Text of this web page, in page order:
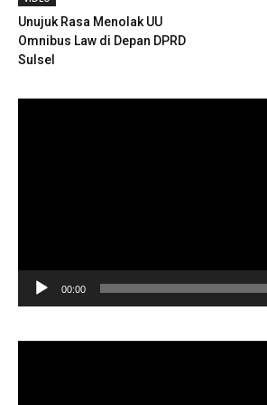
Unujuk Rasa Menolak UU
Omnibus Law di Depan DPRD
Sulsel
00:00